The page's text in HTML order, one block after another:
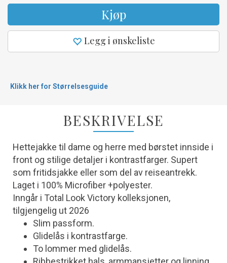
Kjøp
Legg i ønskeliste
Klikk her for Størrelsesguide
BESKRIVELSE
Hettejakke til dame og herre med børstet innside i
front og stilige detaljer i kontrastfarger. Supert
som fritidsjakke eller som del av reiseantrekk.
Laget i 100% Microfiber +polyester.
Inngår i Total Look Victory kolleksjonen,
tilgjengelig ut 2026
Slim passform.
Glidelås i kontrastfarge.
To lommer med glidelås.